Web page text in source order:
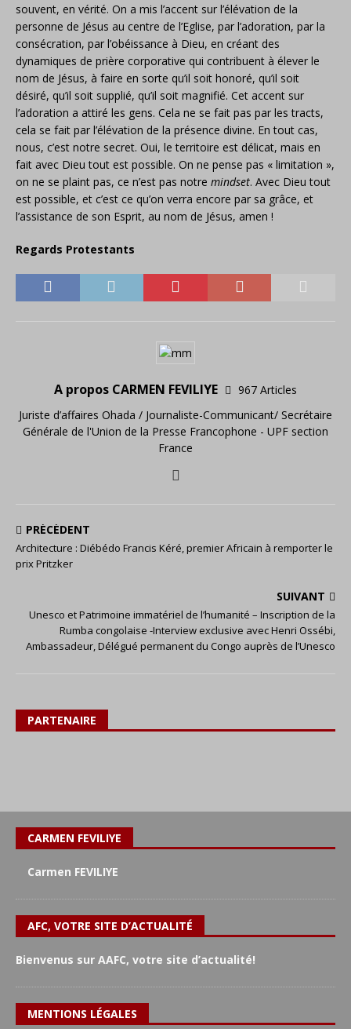
souvent, en vérité. On a mis l’accent sur l’élévation de la
personne de Jésus au centre de l’Eglise, par l’adoration, par la
consécration, par l’obéissance à Dieu, en créant des
dynamiques de prière corporative qui contribuent à élever le
nom de Jésus, à faire en sorte qu’il soit honoré, qu’il soit
désiré, qu’il soit supplié, qu’il soit magnifié. Cet accent sur
l’adoration a attiré les gens. Cela ne se fait pas par les tracts,
cela se fait par l’élévation de la présence divine. En tout cas,
nous, c’est notre secret. Oui, le territoire est délicat, mais en
fait avec Dieu tout est possible. On ne pense pas « limitation »,
on ne se plaint pas, ce n’est pas notre mindset. Avec Dieu tout
est possible, et c’est ce qu’on verra encore par sa grâce, et
l’assistance de son Esprit, au nom de Jésus, amen !
Regards Protestants
A propos CARMEN FEVILIYE
967 Articles
Juriste d’affaires Ohada / Journaliste-Communicant/ Secrétaire
Générale de l'Union de la Presse Francophone - UPF section
France
PRÉCÉDENT
Architecture : Diébédo Francis Kéré, premier Africain à remporter le
prix Pritzker
SUIVANT
Unesco et Patrimoine immatériel de l’humanité – Inscription de la
Rumba congolaise -Interview exclusive avec Henri Ossébi,
Ambassadeur, Délégué permanent du Congo auprès de l’Unesco
PARTENAIRE
CARMEN FEVILIYE
Carmen FEVILIYE
AFC, VOTRE SITE D’ACTUALITÉ
Bienvenus sur AAFC, votre site d’actualité!
MENTIONS LÉGALES